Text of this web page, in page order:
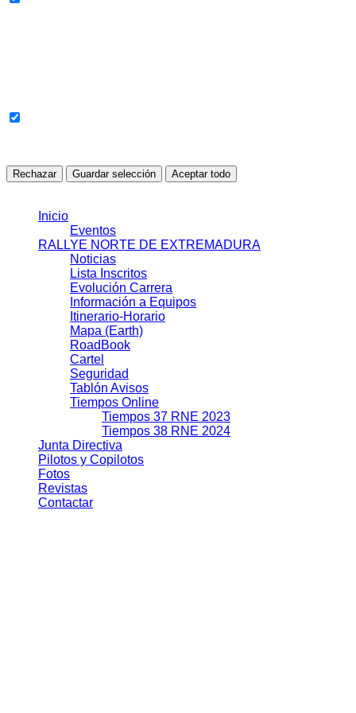
Rechazar Guardar selección Aceptar todo
Inicio
Eventos
RALLYE NORTE DE EXTREMADURA
Noticias
Lista Inscritos
Evolución Carrera
Información a Equipos
Itinerario-Horario
Mapa (Earth)
RoadBook
Cartel
Seguridad
Tablón Avisos
Tiempos Online
Tiempos 37 RNE 2023
Tiempos 38 RNE 2024
Junta Directiva
Pilotos y Copilotos
Fotos
Revistas
Contactar